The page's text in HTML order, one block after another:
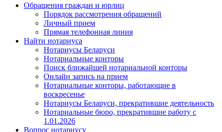
Обращения граждан и юрлиц
Порядок рассмотрения обращений
Личный прием
Прямая телефонная линия
Найти нотариуса
Нотариусы Беларуси
Нотариальные конторы
Поиск ближайшей нотариальной конторы
Онлайн запись на прием
Нотариальные конторы, работающие в
воскресенье
Нотариусы Беларуси, прекратившие деятельность
Нотариальные бюро, прекратившие работу с
1.01.2026
Вопрос нотариусу